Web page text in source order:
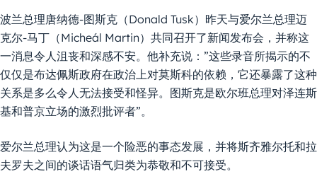
波兰总理唐纳德-图斯克（Donald Tusk）昨天与爱尔兰总理迈
克尔-马丁（Micheál Martin）共同召开了新闻发布会，并称这
一消息令人沮丧和深感不安。他补充说：”这些录音所揭示的不
仅仅是布达佩斯政府在政治上对莫斯科的依赖，它还暴露了这种
关系是多么令人无法接受和怪异。图斯克是欧尔班总理对泽连斯
基和普京立场的激烈批评者”。
爱尔兰总理认为这是一个险恶的事态发展，并将斯齐雅尔托和拉
夫罗夫之间的谈话语气归类为恭敬和不可接受。